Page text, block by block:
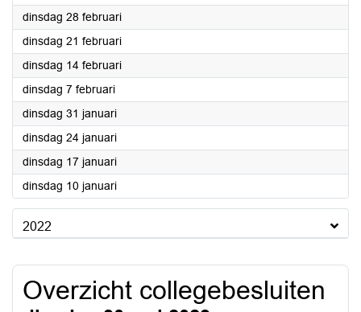
dinsdag 28 februari2023
dinsdag 21 februari2023
dinsdag 14 februari2023
dinsdag 7 februari2023
dinsdag 31 januari2023
dinsdag 24 januari2023
dinsdag 17 januari2023
dinsdag 10 januari2023
2022
Overzicht collegebesluiten